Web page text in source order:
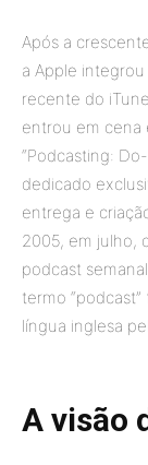
Após a
a Apple
recente do
entrou em cena
“Podcasting:
dedicado
entrega e
2005, em julho,
podcast
termo
língua inglesa
A visão